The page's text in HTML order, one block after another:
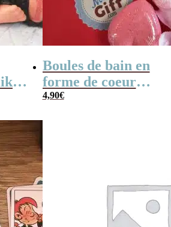
Boules de bain en
forme de coeur
x10
4,90€